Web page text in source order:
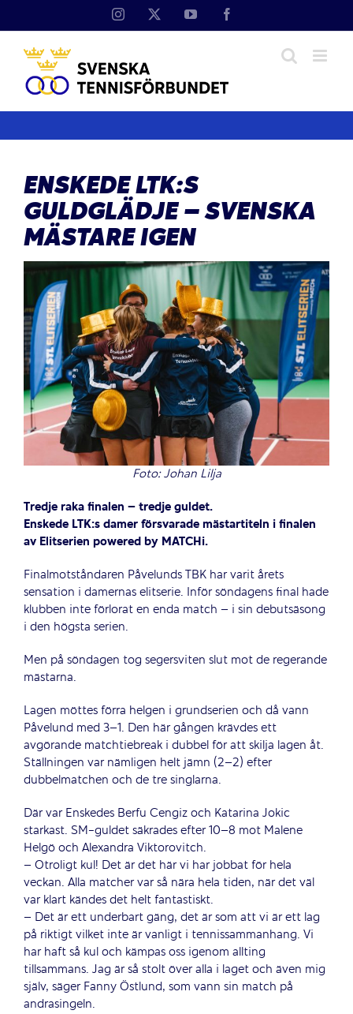
Instagram YouTube
ENSKEDE LTK:S
GULDGLÄDJE – SVENSKA
MÄSTARE IGEN
Foto: Johan Lilja
Tredje raka finalen – tredje guldet.
Enskede LTK:s damer försvarade mästartiteln i finalen
av Elitserien powered by MATCHi.
Finalmotståndaren Påvelunds TBK har varit årets
sensation i damernas elitserie. Inför söndagens final hade
klubben inte förlorat en enda match – i sin debutsäsong
i den högsta serien.
Men på söndagen tog segersviten slut mot de regerande
mästarna.
Lagen möttes förra helgen i grundserien och då vann
Påvelund med 3–1. Den här gången krävdes ett
avgörande matchtiebreak i dubbel för att skilja lagen åt.
Ställningen var nämligen helt jämn (2–2) efter
dubbelmatchen och de tre singlarna.
Där var Enskedes Berfu Cengiz och Katarina Jokic
starkast. SM-guldet säkrades efter 10–8 mot Malene
Helgö och Alexandra Viktorovitch.
– Otroligt kul! Det är det här vi har jobbat för hela
veckan. Alla matcher var så nära hela tiden, när det väl
var klart kändes det helt fantastiskt.
– Det är ett underbart gäng, det är som att vi är ett lag
på riktigt vilket inte är vanligt i tennissammanhang. Vi
har haft så kul och kämpas oss igenom allting
tillsammans. Jag är så stolt över alla i laget och även mig
själv, säger Fanny Östlund, som vann sin match på
andrasingeln.